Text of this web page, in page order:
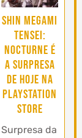
Shin Megami
Tensei:
Nocturne é
a surpresa
de hoje na
PlayStation
Store
Surpresa da